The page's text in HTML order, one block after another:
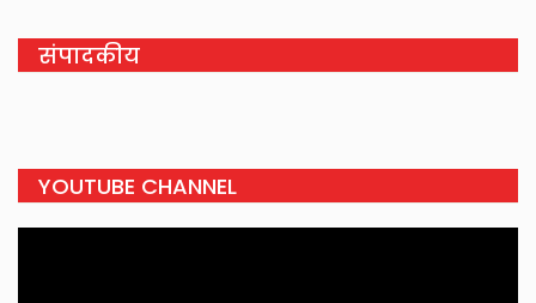
संपादकीय
YOUTUBE CHANNEL